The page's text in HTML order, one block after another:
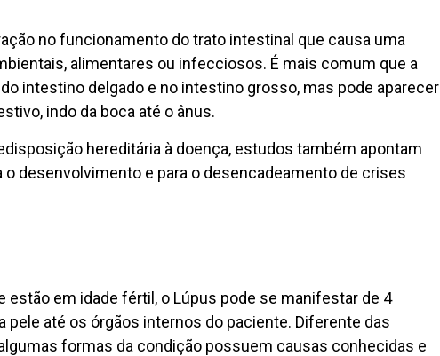
no funcionamento do trato intestinal que causa uma
alimentares ou infecciosos. É mais comum que a
intestino delgado e no intestino grosso, mas pode aparecer
indo da boca até o ânus.
hereditária à doença, estudos também apontam
o desenvolvimento e para o desencadeamento de crises
estão em idade fértil, o Lúpus pode se manifestar de 4
pele até os órgãos internos do paciente. Diferente das
formas da condição possuem causas conhecidas e